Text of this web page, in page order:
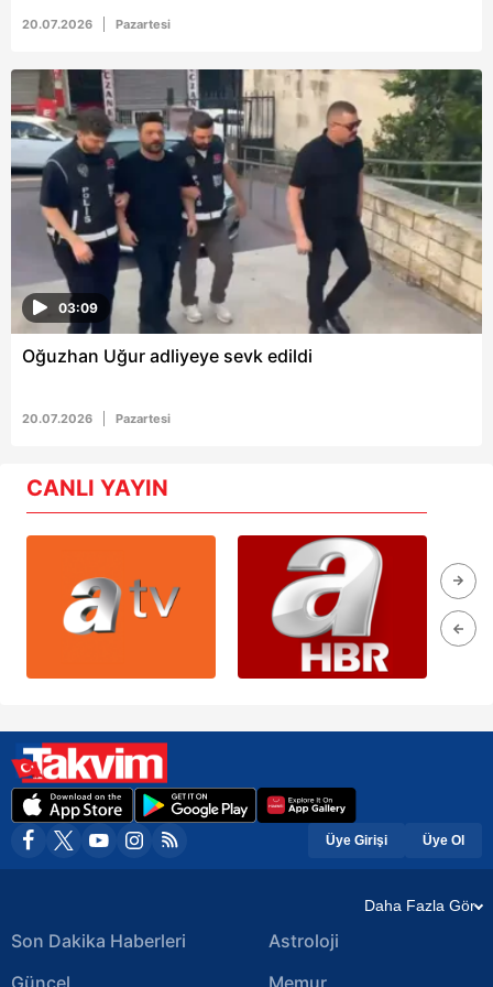
20.07.2026 Pazartesi
03:09
Oğuzhan Uğur adliyeye sevk edildi
20.07.2026 Pazartesi
CANLI YAYIN
Üye Girişi Üye Ol
Daha Fazla Gör
Son Dakika Haberleri
Güncel
Astroloji
Memur